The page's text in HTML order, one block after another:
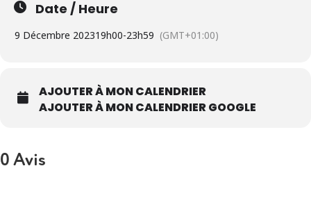
Date / Heure
9 Décembre 202319h00-23h59 (GMT+01:00)
AJOUTER À MON CALENDRIER
AJOUTER À MON CALENDRIER GOOGLE
0 Avis